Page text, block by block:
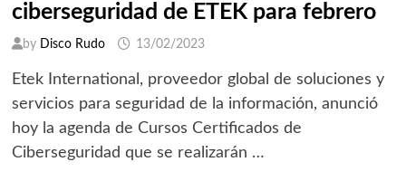
ciberseguridad de ETEK para febrero
by Disco Rudo 13/02/2023
Etek International, proveedor global de soluciones y
servicios para seguridad de la información, anunció
hoy la agenda de Cursos Certificados de
Ciberseguridad que se realizarán …